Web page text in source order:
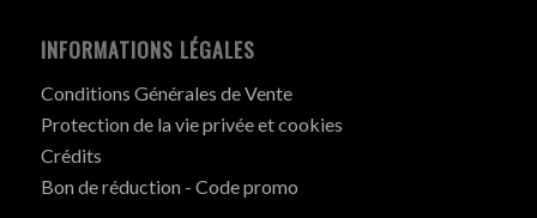
INFORMATIONS LÉGALES
Conditions Générales de Vente
Protection de la vie privée et cookies
Crédits
Bon de réduction - Code promo